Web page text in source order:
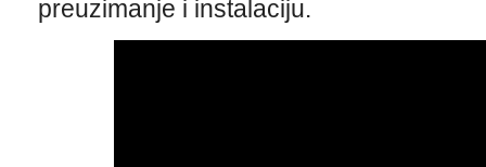
preuzimanje i instalaciju.